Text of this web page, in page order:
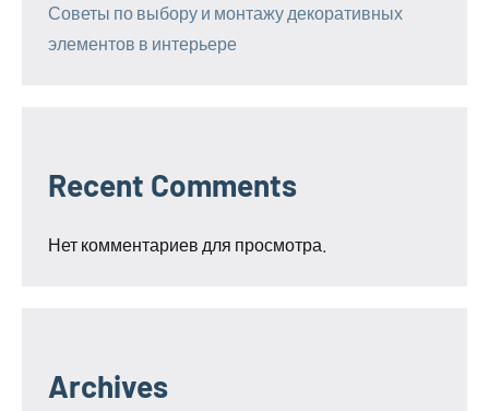
Советы по выбору и монтажу декоративных
элементов в интерьере
Recent Comments
Нет комментариев для просмотра.
Archives